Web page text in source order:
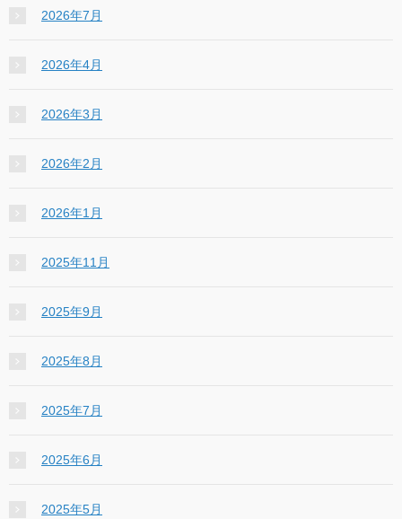
2026年7月
2026年4月
2026年3月
2026年2月
2026年1月
2025年11月
2025年9月
2025年8月
2025年7月
2025年6月
2025年5月